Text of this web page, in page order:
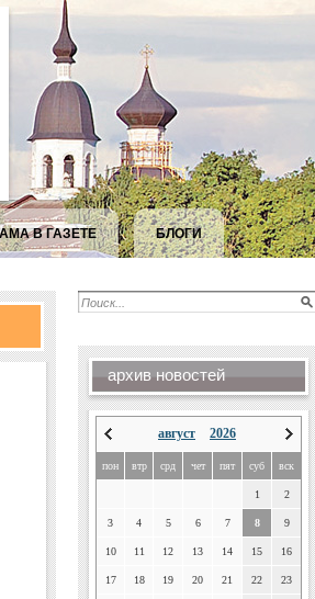
В ГАЗЕТЕ БЛОГИ
архив новостей
август 2026
пон втр срд чет пят суб вск
1 2
3 4 5 6 7 8 9
10 11 12 13 14 15 16
17 18 19 20 21 22 23